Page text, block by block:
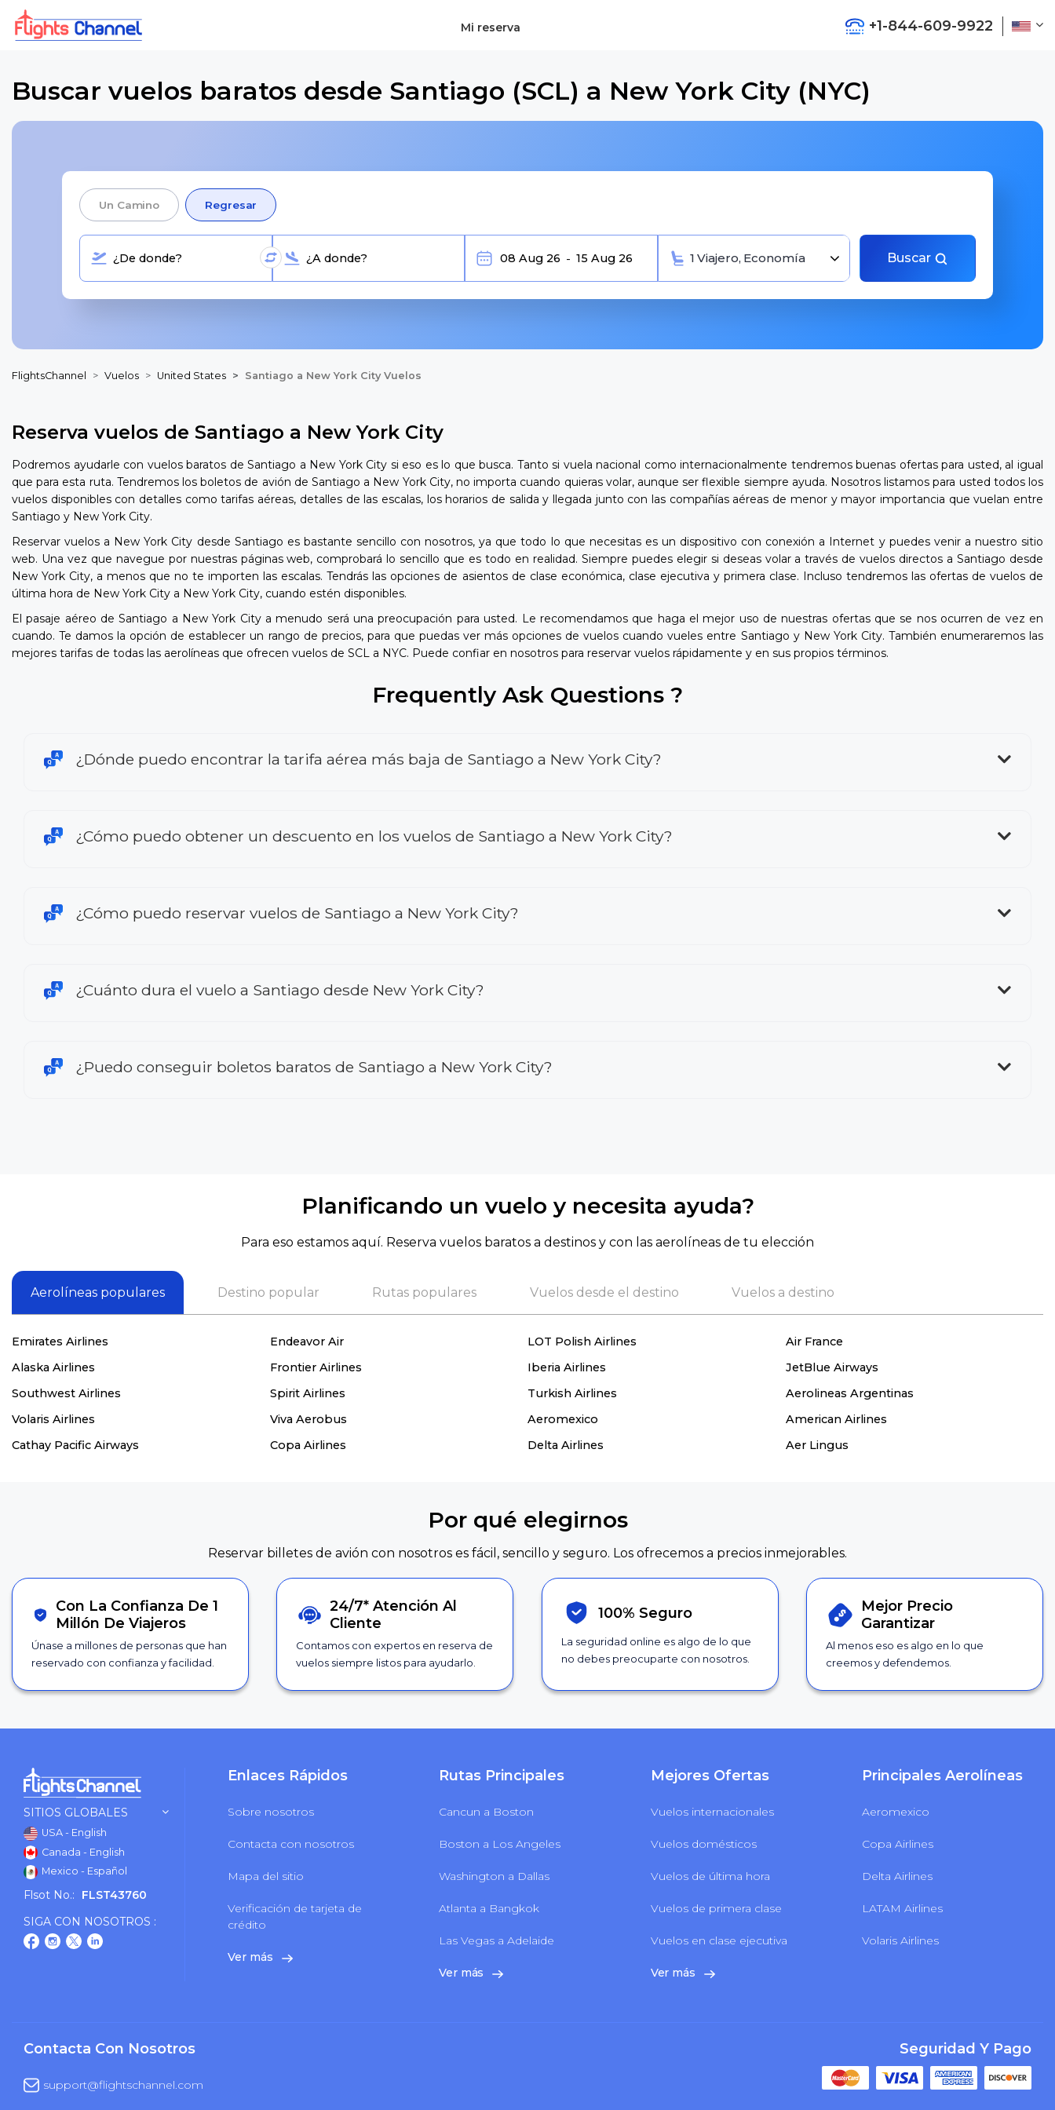
Mi reserva +1-844-609-9922
Buscar vuelos baratos desde Santiago (SCL) a New York City (NYC)
Un Camino Regresar
1 Viajero, Economía Buscar
FlightsChannel Vuelos United States Santiago a New York City Vuelos
Reserva vuelos de Santiago a New York City
Podremos ayudarle con vuelos baratos de Santiago a New York City si eso es lo que busca. Tanto si vuela nacional como internacionalmente tendremos buenas ofertas para usted, al igual
que para esta ruta. Tendremos los boletos de avión de Santiago a New York City, no importa cuando quieras volar, aunque ser flexible siempre ayuda. Nosotros listamos para usted todos los
vuelos disponibles con detalles como tarifas aéreas, detalles de las escalas, los horarios de salida y llegada junto con las compañías aéreas de menor y mayor importancia que vuelan entre
Santiago y New York City.
Reservar vuelos a New York City desde Santiago es bastante sencillo con nosotros, ya que todo lo que necesitas es un dispositivo con conexión a Internet y puedes venir a nuestro sitio
web. Una vez que navegue por nuestras páginas web, comprobará lo sencillo que es todo en realidad. Siempre puedes elegir si deseas volar a través de vuelos directos a Santiago desde
New York City, a menos que no te importen las escalas. Tendrás las opciones de asientos de clase económica, clase ejecutiva y primera clase. Incluso tendremos las ofertas de vuelos de
última hora de New York City a New York City, cuando estén disponibles.
El pasaje aéreo de Santiago a New York City a menudo será una preocupación para usted. Le recomendamos que haga el mejor uso de nuestras ofertas que se nos ocurren de vez en
cuando. Te damos la opción de establecer un rango de precios, para que puedas ver más opciones de vuelos cuando vueles entre Santiago y New York City. También enumeraremos las
mejores tarifas de todas las aerolíneas que ofrecen vuelos de SCL a NYC. Puede confiar en nosotros para reservar vuelos rápidamente y en sus propios términos.
Frequently Ask Questions ?
¿Dónde puedo encontrar la tarifa aérea más baja de Santiago a New York City?
¿Cómo puedo obtener un descuento en los vuelos de Santiago a New York City?
¿Cómo puedo reservar vuelos de Santiago a New York City?
¿Cuánto dura el vuelo a Santiago desde New York City?
¿Puedo conseguir boletos baratos de Santiago a New York City?
Planificando un vuelo y necesita ayuda?
Para eso estamos aquí. Reserva vuelos baratos a destinos y con las aerolíneas de tu elección
Aerolíneas populares Destino popular Rutas populares Vuelos desde el destino Vuelos a destino
Emirates Airlines Endeavor Air LOT Polish Airlines
Air France
Alaska Airlines
Frontier Airlines Iberia Airlines
JetBlue Airways
Southwest Airlines
Spirit Airlines Turkish Airlines
Aerolineas Argentinas
Volaris Airlines
Viva Aerobus Aeromexico
American Airlines
Cathay Pacific Airways
Copa Airlines Delta Airlines Aer Lingus
Por qué elegirnos
Reservar billetes de avión con nosotros es fácil, sencillo y seguro. Los ofrecemos a precios inmejorables.
Con La Confianza De 1
Millón De Viajeros
Únase a millones de personas que han
reservado con confianza y facilidad.
24/7*Atención Al
Cliente
Contamos con expertos en reserva de
vuelos siempre listos para ayudarlo.
100% Seguro
La seguridad online es algo de lo que
no debes preocuparte con nosotros.
Mejor Precio
Garantizar
Al menos eso es algo en lo que
creemos y defendemos.
SITIOS GLOBALES
USA - English
Canada - English
Mexico - Español
Flsot No.:
FLST43760
SIGA CON NOSOTROS :
Enlaces Rápidos
Sobre nosotros
Contacta con nosotros
Mapa del sitio
Verificación de tarjeta de
crédito
Ver más
Rutas Principales
Cancun a Boston
Boston a Los Angeles
Washington a Dallas
Atlanta a Bangkok
Las Vegas a Adelaide
Ver más
Mejores Ofertas
Vuelos internacionales
Vuelos domésticos
Vuelos de última hora
Vuelos de primera clase
Vuelos en clase ejecutiva
Ver más
Principales Aerolíneas
Aeromexico
Copa Airlines
Delta Airlines
LATAM Airlines
Volaris Airlines
Contacta Con Nosotros
support@flightschannel.com
Seguridad Y Pago